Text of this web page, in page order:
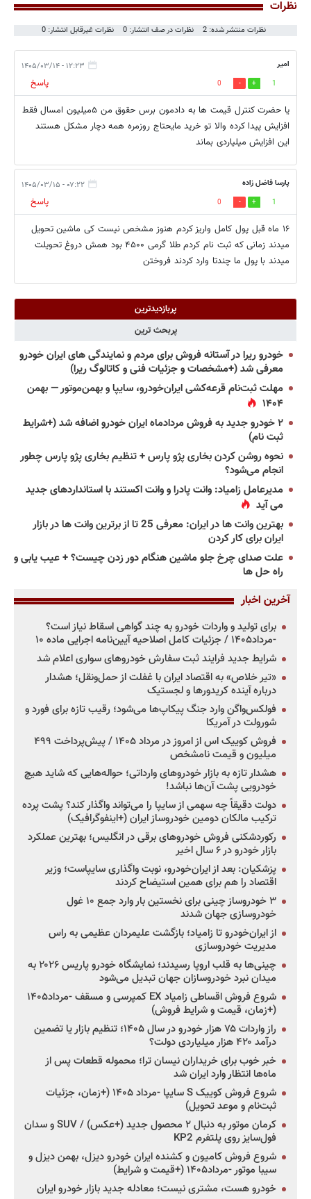
نظرات
نظرات منتشر شده: 2 نظرات در صف انتشار: 0 نظرات غیرقابل انتشار: 0
امیر ۱۲:۲۳ - ۱۴۰۵/۰۳/۱۴
1
0
پاسخ
یا حضرت کنترل قیمت ها به دادمون برس حقوق من ۵میلیون امسال فقط
افزایش پیدا کرده والا تو خرید مایحتاج روزمره همه دچار مشکل هستند
این افزایش میلیاردی بماند
پارسا فاضل زاده ۰۷:۲۲ - ۱۴۰۵/۰۳/۱۵
1
0
پاسخ
۱۶ ماه قبل پول کامل واریز کردم هنوز مشخص نیست کی ماشین تحویل
میدند زمانی که ثبت نام کردم طلا گرمی ۴۵۰۰ بود همش دروغ تحویلت
میدند با پول ما چندتا وارد کردند فروختن
پربازدیدترین
پربحث ترین
خودرو ریرا در آستانه فروش برای مردم و نمایندگی های ایران خودرو
معرفی شد (+مشخصات و جزئیات فنی و کاتالوگ ریرا)
مهلت ثبت‌نام قرعه‌کشی ایران‌خودرو، سایپا و بهمن‌موتور — بهمن
۱۴۰۴
۲ خودرو جدید به فروش مردادماه ایران خودرو اضافه شد (+شرایط
ثبت نام)
نحوه روشن کردن بخاری پژو پارس + تنظیم بخاری پژو پارس چطور
انجام می‌شود؟
مدیرعامل زامیاد: وانت پادرا و وانت اکستند با استانداردهای جدید
می آید
بهترین وانت ها در ایران: معرفی 25 تا از برترین وانت ها در بازار
ایران برای کار کردن
علت صدای چرخ جلو ماشین هنگام دور زدن چیست؟ + عیب یابی و
راه حل ها
آخرین اخبار
برای تولید و واردات خودرو به چند گواهی اسقاط نیاز است؟
-مرداد۱۴۰۵ / جزئیات کامل اصلاحیه آیین‌نامه اجرایی ماده ۱۰
شرایط جدید فرایند ثبت سفارش خودروهای سواری اعلام شد
«تیر خلاص» به اقتصاد ایران با غفلت از حمل‌ونقل؛ هشدار
درباره آینده کریدورها و لجستیک
فولکس‌واگن وارد جنگ پیکاپ‌ها می‌شود؛ رقیب تازه برای فورد و
شورولت در آمریکا
فروش کوییک اس از امروز در مرداد ۱۴۰۵ / پیش‌پرداخت ۴۹۹
میلیون و قیمت نامشخص
هشدار تازه به بازار خودروهای وارداتی؛ حواله‌هایی که شاید هیچ
خودرویی پشت آن‌ها نباشد!
دولت دقیقاً چه سهمی از سایپا را می‌تواند واگذار کند؟ پشت پرده
ترکیب مالکان دومین خودروساز ایران (+اینفوگرافیک)
رکوردشکنی فروش خودروهای برقی در انگلیس؛ بهترین عملکرد
بازار خودرو در ۶ سال اخیر
پزشکیان: بعد از ایران‌خودرو، نوبت واگذاری سایپاست؛ وزیر
اقتصاد را هم برای همین استیضاح کردند
۳ خودروساز چینی برای نخستین بار وارد جمع ۱۰ غول
خودروسازی جهان شدند
از ایران‌خودرو تا زامیاد؛ بازگشت علیمردان عظیمی به راس
مدیریت خودروسازی
چینی‌ها به قلب اروپا رسیدند؛ نمایشگاه خودرو پاریس ۲۰۲۶ به
میدان نبرد خودروسازان جهان تبدیل می‌شود
شروع فروش اقساطی زامیاد EX کمپرسی و مسقف -مرداد۱۴۰۵
(+زمان، قیمت و شرایط فروش)
راز واردات ۷۵ هزار خودرو در سال ۱۴۰۵؛ تنظیم بازار یا تضمین
درآمد ۴۲۰ هزار میلیاردی دولت؟
خبر خوب برای خریداران نیسان ترا؛ محموله قطعات پس از
ماه‌ها انتظار وارد ایران شد
شروع فروش کوییک S سایپا -مرداد ۱۴۰۵ (+زمان، جزئیات
ثبت‌نام و موعد تحویل)
کرمان موتور به دنبال ۲ محصول جدید (+عکس) / SUV و سدان
فول‌سایز روی پلتفرم KP2
شروع فروش کامیون و کشنده ایران خودرو دیزل، بهمن دیزل و
سیبا موتور -مرداد۱۴۰۵ (+قیمت و شرایط)
خودرو هست، مشتری نیست؛ معادله جدید بازار خودرو ایران